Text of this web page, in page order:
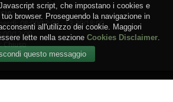
08:00/12:00 - 13:30/18:00
12:00
Chiuso
script, che impostano i cookies e
browser. Proseguendo la navigazione in
all'utilizzo dei cookie. Maggiori
lette nella sezione Cookies Disclaimer.